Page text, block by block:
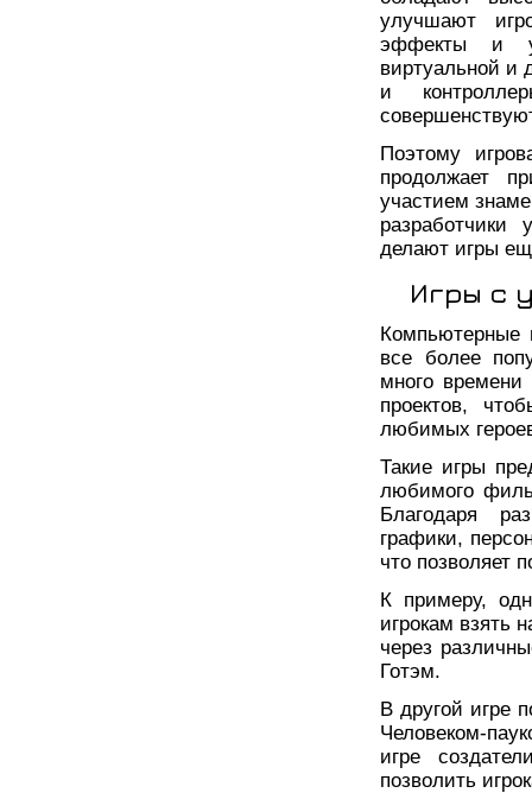
улучшают
эффекты и
виртуальной и
и
Поэтому
продолжает
участием
разработчики
делают игры
Игры с
Компьютерные
все более
много
проектов,
любимых
Такие игры
любимого
Благодаря
графики,
что позволяет
К примеру,
игрокам взять
через
Готэм.
В другой игре
Человеком-
игре
позволить